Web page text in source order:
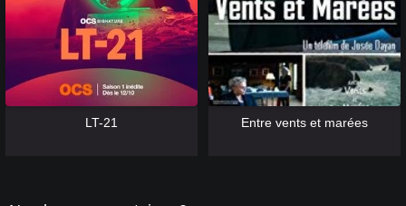
LT-21 Entre vents et marées